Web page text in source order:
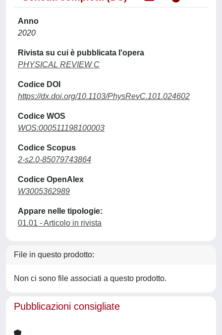
Anno
2020
Rivista su cui è pubblicata l'opera
PHYSICAL REVIEW C
Codice DOI
https://dx.doi.org/10.1103/PhysRevC.101.024602
Codice WOS
WOS:000511198100003
Codice Scopus
2-s2.0-85079743864
Codice OpenAlex
W3005362989
Appare nelle tipologie:
01.01 - Articolo in rivista
File in questo prodotto:
Non ci sono file associati a questo prodotto.
Pubblicazioni consigliate